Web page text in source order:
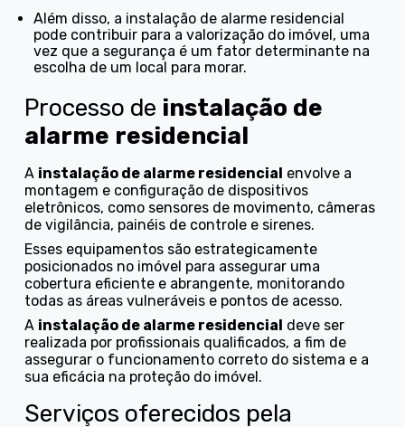
Além disso, a instalação de alarme residencial
pode contribuir para a valorização do imóvel, uma
vez que a segurança é um fator determinante na
escolha de um local para morar.
Processo de instalação de
alarme residencial
A instalação de alarme residencial envolve a
montagem e configuração de dispositivos
eletrônicos, como sensores de movimento, câmeras
de vigilância, painéis de controle e sirenes.
Esses equipamentos são estrategicamente
posicionados no imóvel para assegurar uma
cobertura eficiente e abrangente, monitorando
todas as áreas vulneráveis e pontos de acesso.
A instalação de alarme residencial deve ser
realizada por profissionais qualificados, a fim de
assegurar o funcionamento correto do sistema e a
sua eficácia na proteção do imóvel.
Serviços oferecidos pela